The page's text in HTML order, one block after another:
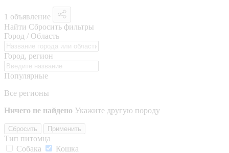
1 объявление
Найти Сбросить фильтры
Город / Область
Город, регион
Популярные
Все регионы
Ничего не найдено Укажите другую породу
Сбросить Применить
Тип питомца
Собака
Кошка